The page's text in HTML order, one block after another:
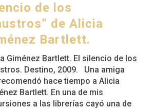
de los
de Alicia
Bartlett.
Giménez Bartlett. El silencio de los
Destino, 2009. Una amiga
hace tiempo a Alicia
Bartlett. En una de mis
a las librerías cayó una de